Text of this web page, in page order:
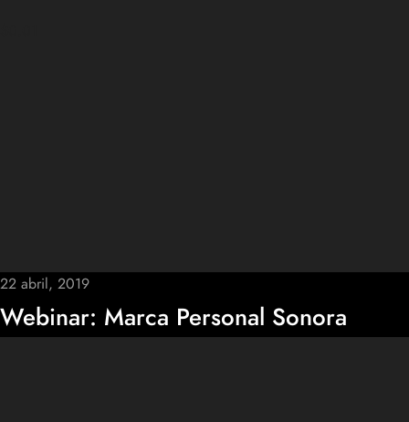
22 abril, 2019
Webinar: Marca Personal Sonora